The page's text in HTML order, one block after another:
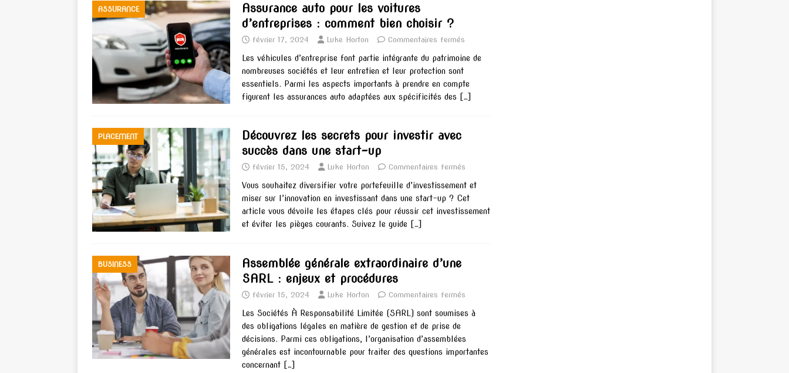
ASSURANCE
Assurance auto pour les voitures
d’entreprises : comment bien choisir ?
février 17, 2024 Luke Horton Commentaires fermés
Les véhicules d’entreprise font partie intégrante du patrimoine de
nombreuses sociétés et leur entretien et leur protection sont
essentiels. Parmi les aspects importants à prendre en compte
figurent les assurances auto adaptées aux spécificités des
[…]
PLACEMENT
Découvrez les secrets pour investir avec
succès dans une start-up
février 15, 2024 Luke Horton Commentaires fermés
Vous souhaitez diversifier votre portefeuille d’investissement et
miser sur l’innovation en investissant dans une start-up ? Cet
article vous dévoile les étapes clés pour réussir cet investissement
et éviter les pièges courants. Suivez le guide
[…]
BUSINESS
Assemblée générale extraordinaire d’une
SARL : enjeux et procédures
février 15, 2024 Luke Horton Commentaires fermés
Les Sociétés À Responsabilité Limitée (SARL) sont soumises à
des obligations légales en matière de gestion et de prise de
décisions. Parmi ces obligations, l’organisation d’assemblées
générales est incontournable pour traiter des questions importantes
concernant
[…]